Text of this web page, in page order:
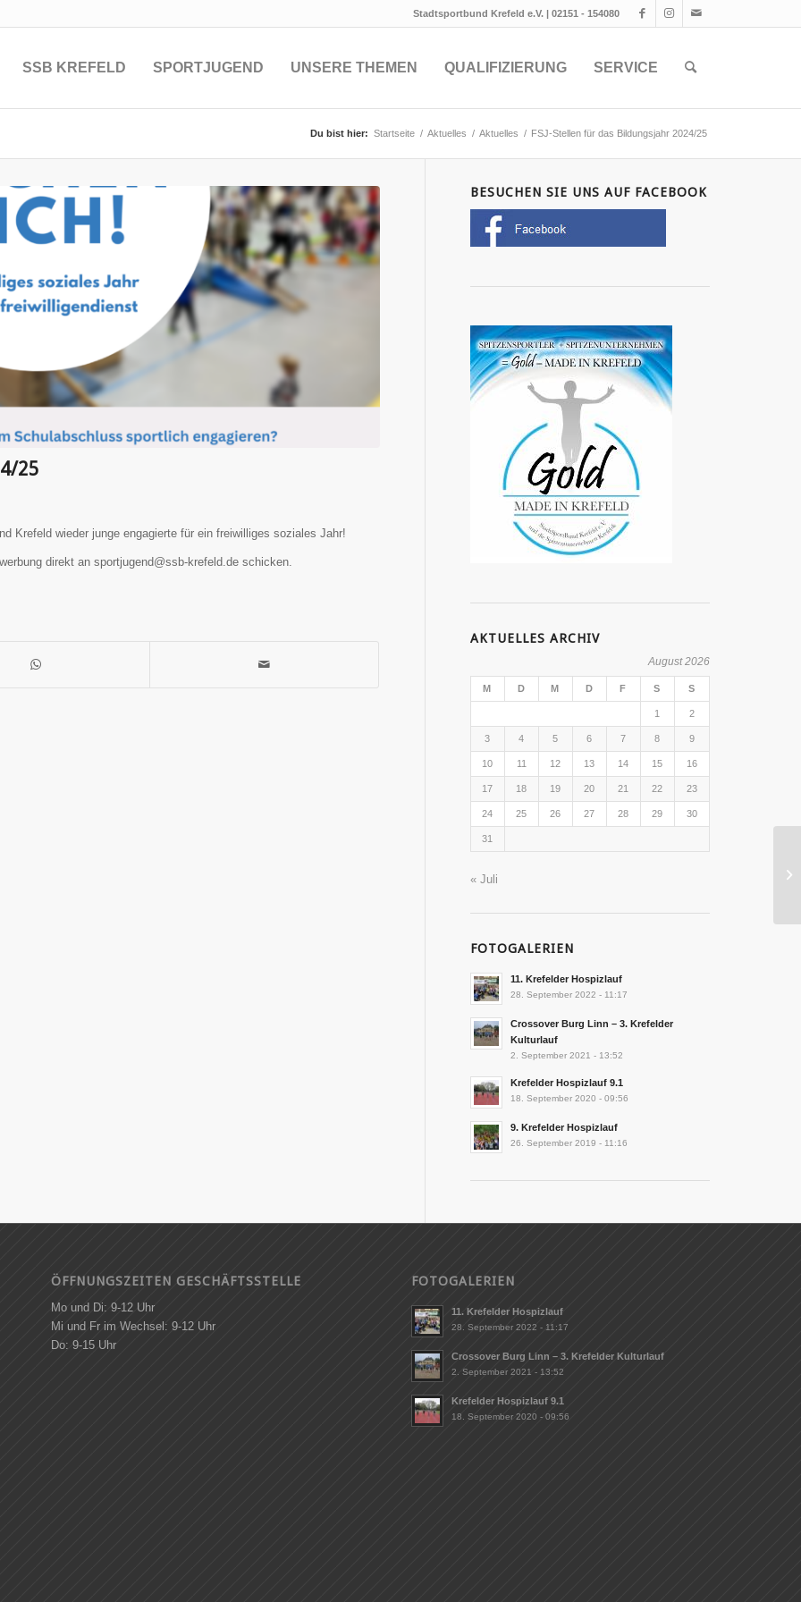
Stadtsportbund Krefeld e.V. | 02151 - 154080
SSB KREFELD SPORTJUGEND UNSERE THEMEN QUALIFIZIERUNG SERVICE
Du bist hier: Startseite / Aktuelles / Aktuelles / FSJ-Stellen für das Bildungsjahr 2024/25
25
Krefeld wieder junge engagierte für ein freiwilliges soziales Jahr!
direkt an sportjugend@ssb-krefeld.de schicken.
BESUCHEN SIE UNS AUF FACEBOOK
AKTUELLES ARCHIV
August 2026
M D M D F S S
1 2
3 4 5 6 7 8 9
10 11 12 13 14 15 16
17 18 19 20 21 22 23
24 25 26 27 28 29 30
31
« Juli
FOTOGALERIEN
11. Krefelder Hospizlauf
28. September 2022 - 11:17
Crossover Burg Linn – 3. Krefelder
Kulturlauf
2. September 2021 - 13:52
Krefelder Hospizlauf 9.1
18. September 2020 - 09:56
9. Krefelder Hospizlauf
26. September 2019 - 11:16
ÖFFNUNGSZEITEN GESCHÄFTSSTELLE
Mo und Di: 9-12 Uhr
Mi und Fr im Wechsel: 9-12 Uhr
Do: 9-15 Uhr
FOTOGALERIEN
11. Krefelder Hospizlauf
28. September 2022 - 11:17
Crossover Burg Linn – 3. Krefelder Kulturlauf
2. September 2021 - 13:52
Krefelder Hospizlauf 9.1
18. September 2020 - 09:56